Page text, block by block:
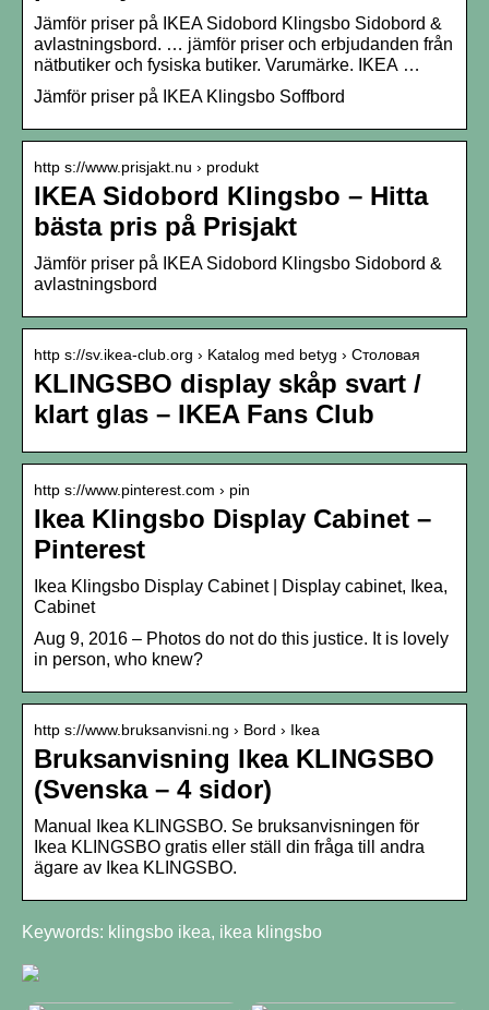
Jämför priser på IKEA Sidobord Klingsbo Sidobord &
avlastningsbord. … jämför priser och erbjudanden från
nätbutiker och fysiska butiker. Varumärke. IKEA …
Jämför priser på IKEA Klingsbo Soffbord
http s://www.prisjakt.nu › produkt
IKEA Sidobord Klingsbo – Hitta
bästa pris på Prisjakt
Jämför priser på IKEA Sidobord Klingsbo Sidobord &
avlastningsbord
http s://sv.ikea-club.org › Katalog med betyg › Столовая
KLINGSBO display skåp svart /
klart glas – IKEA Fans Club
http s://www.pinterest.com › pin
Ikea Klingsbo Display Cabinet –
Pinterest
Ikea Klingsbo Display Cabinet | Display cabinet, Ikea,
Cabinet
Aug 9, 2016 – Photos do not do this justice. It is lovely
in person, who knew?
http s://www.bruksanvisni.ng › Bord › Ikea
Bruksanvisning Ikea KLINGSBO
(Svenska – 4 sidor)
Manual Ikea KLINGSBO. Se bruksanvisningen för
Ikea KLINGSBO gratis eller ställ din fråga till andra
ägare av Ikea KLINGSBO.
Keywords: klingsbo ikea, ikea klingsbo